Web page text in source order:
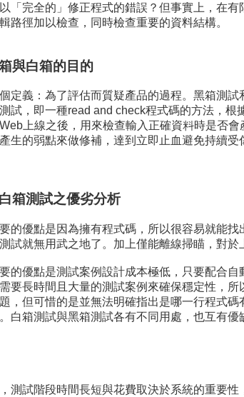
「完全的」修正程式的錯誤？但事實上，在
路徑加以檢查，同時檢查重要的資料結構。
與白箱的目的
定義：為了評估而質疑產品的過程。黑箱測
試，即一種read and check程式碼的方法，
上線之後，用來檢查輸入正確資料時是否
生的弱點來做修補，達到立即止血避免持續
箱測試之優劣分析
的優點是因為擁有程式碼，所以很容易就能
試就無用武之地了。加上僅能離線掃瞄，對
的優點是測試案例設計成本極低，只要配合
要長時間且大量的測試案例來確保穩定性，
，但可惜的是並無法明確指出是哪一行程式
白箱測試與黑箱測試各有不同用處，也互有優
測試階段時間長短與花費取決於系統的重要